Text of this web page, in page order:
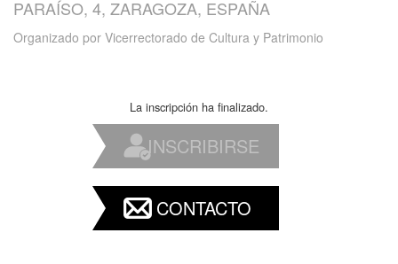
PARAÍSO, 4, ZARAGOZA, ESPAÑA
Organizado por Vicerrectorado de Cultura y Patrimonio
La inscripción ha finalizado.
INSCRIBIRSE
CONTACTO